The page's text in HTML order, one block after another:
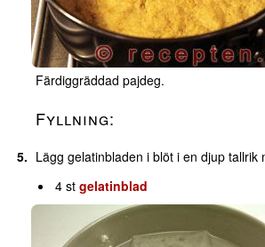
Färdiggräddad pajdeg.
Fyllning:
Lägg gelatinbladen i blöt i en djup tallrik
4 stgelatinblad